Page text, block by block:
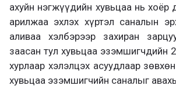
ахуйн нэгжүүдийн хувьцаа нь хоёр
арилжаа эхлэх хүртэл саналын
аливаа хэлбэрээр захиран
заасан тул хувьцаа эзэмшигчдийн
хурлаар хэлэлцэх асуудлаар
хувьцаа эзэмшигчийн саналыг